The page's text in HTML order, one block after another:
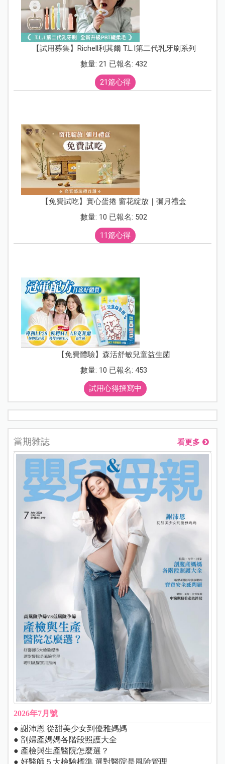
【試用募集】Richell利其爾 T.L.I第二代乳牙刷系列
數量: 21 已報名: 432
21篇心得
【免費試吃】實心蛋捲 窗花綻放｜彌月禮盒
數量: 10 已報名: 502
11篇心得
【免費體驗】森活舒敏兒童益生菌
數量: 10 已報名: 453
試用心得撰寫中
當期雜誌 看更多
2026年7月號
● 謝沛恩 從甜美少女到優雅媽媽
● 剖婦產媽媽各階段照護大全
● 產檢與生產醫院怎麼選？
● 好醫師５大檢驗標準 選對醫院是風險管理